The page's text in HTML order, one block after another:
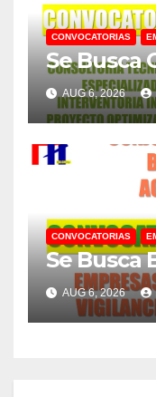
CONVOCATORIAS
Se Busca
AUG 6, 2026
CONVOCATORIAS
Se Busca
AUG 6, 2026